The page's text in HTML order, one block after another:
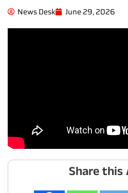
News Desk June 29, 2026
Share this